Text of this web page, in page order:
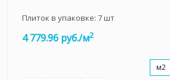
Плиток в упаковке: 7шт
4 779.96 руб./м2
м2